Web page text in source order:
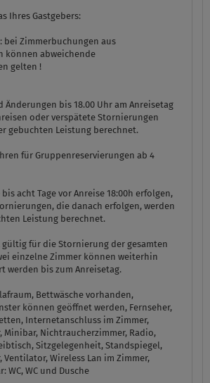
Ihres Gastgebers:
bei Zimmerbuchungen aus
können abweichende
gelten !
bis 18.00 Uhr am Anreisetag
oder verspätete Stornierungen
gebuchten Leistung berechnet.
für Gruppenreservierungen ab 4
acht Tage vor Anreise 18:00h erfolgen,
die danach erfolgen, werden
Leistung berechnet.
gültig für die Stornierung der gesamten
einzelne Zimmer können weiterhin
werden bis zum Anreisetag.
Bettwäsche vorhanden,
können geöffnet werden, Fernseher,
Internetanschluss im Zimmer,
Minibar, Nichtraucherzimmer, Radio,
Sitzgelegenheit, Standspiegel,
Ventilator, Wireless Lan im Zimmer,
WC, WC und Dusche